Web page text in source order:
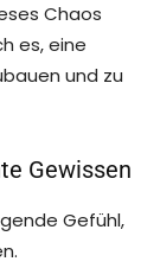
Chaos
es, eine
und zu
Gewissen
Gefühl,